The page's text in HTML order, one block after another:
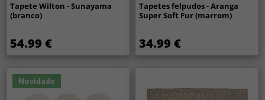
Tapete Wilton - Sunayama
(branco)
54.99 €
Tapetes felpudos - Aranga
Super Soft Fur (marrom)
34.99 €
Novidade